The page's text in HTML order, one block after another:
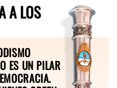
A LOS
ES UN PILAR